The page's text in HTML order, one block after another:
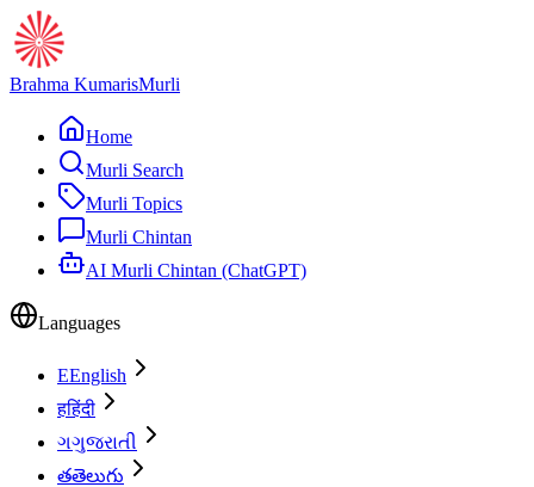
Brahma KumarisMurli
Home
Murli Search
Murli Topics
Murli Chintan
AI Murli Chintan (ChatGPT)
Languages
EEnglish
हहिंदी
ગગુજરાતી
తతెలుగు